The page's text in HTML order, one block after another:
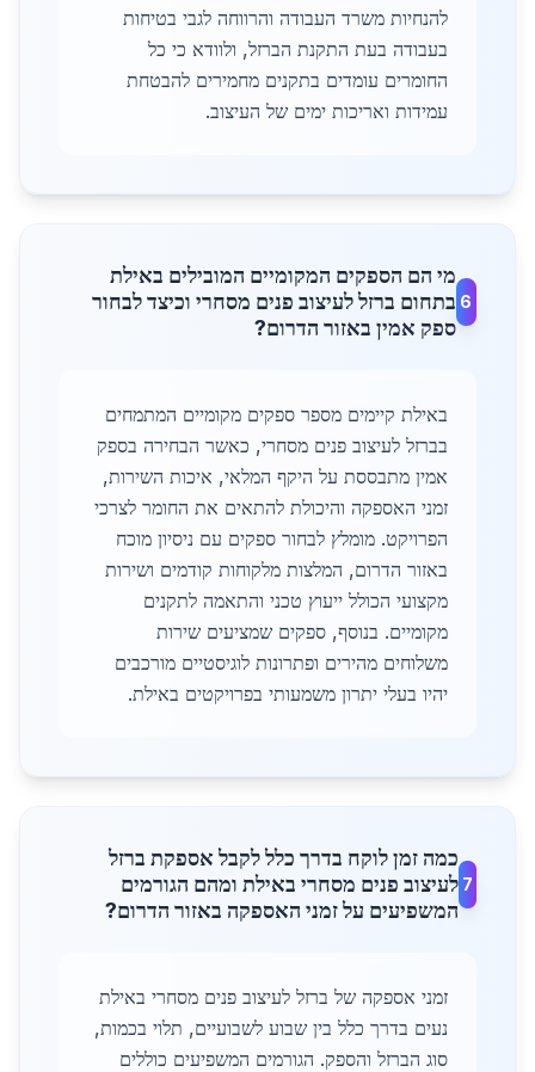
להנחיות משרד העבודה והרווחה לגבי בטיחות
בעבודה בעת התקנת הברזל, ולוודא כי כל
החומרים עומדים בתקנים מחמירים להבטחת
עמידות ואריכות ימים של העיצוב.
6
מי הם הספקים המקומיים המובילים באילת
בתחום ברזל לעיצוב פנים מסחרי וכיצד לבחור
ספק אמין באזור הדרום?
באילת קיימים מספר ספקים מקומיים המתמחים
בברזל לעיצוב פנים מסחרי, כאשר הבחירה בספק
אמין מתבססת על היקף המלאי, איכות השירות,
זמני האספקה והיכולת להתאים את החומר לצרכי
הפרויקט. מומלץ לבחור ספקים עם ניסיון מוכח
באזור הדרום, המלצות מלקוחות קודמים ושירות
מקצועי הכולל ייעוץ טכני והתאמה לתקנים
מקומיים. בנוסף, ספקים שמציעים שירות
משלוחים מהירים ופתרונות לוגיסטיים מורכבים
יהיו בעלי יתרון משמעותי בפרויקטים באילת.
7
כמה זמן לוקח בדרך כלל לקבל אספקת ברזל
לעיצוב פנים מסחרי באילת ומהם הגורמים
המשפיעים על זמני האספקה באזור הדרום?
זמני אספקה של ברזל לעיצוב פנים מסחרי באילת
נעים בדרך כלל בין שבוע לשבועיים, תלוי בכמות,
סוג הברזל והספק. הגורמים המשפיעים כוללים